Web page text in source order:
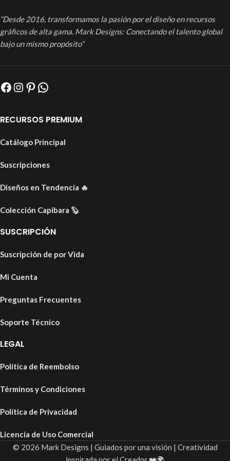
“Desde 2016, transformamos la pasión por el diseño en recursos
gráficos de alta gama. Mark Designs: Conectando el talento global
bajo un mismo propósito”
RECURSOS PREMIUM
Catálogo Principal
Suscripciones
Diseños en Tendencia 🔥
Colección Capibara 🦫
SUSCRIPCIÓN
Suscripción de por Vida
Mi Cuenta
Preguntas Frecuentes
Soporte Técnico
LEGAL
Política de Reembolso
Términos y Condiciones
Política de Privacidad
Licencia de Uso Comercial
© 2026 Mark Designs | Guiados por una visión | Creatividad